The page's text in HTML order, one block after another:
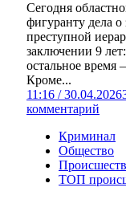
Сегодня
фигуранту дела
преступной
заключении 9
остальное время
Кроме...
11:16 / 30.04.2026
комментарий
Криминал
Общество
ТОП